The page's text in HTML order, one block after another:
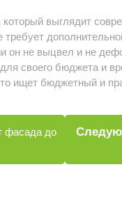
выглядит
требует
он не выцвел и не
своего бюджета и
ищет бюджетный и
фасада до